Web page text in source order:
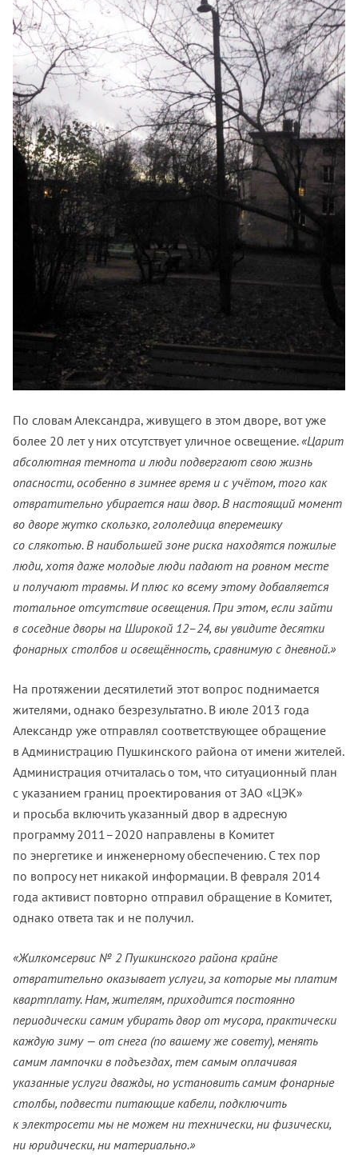
По словам Александра, живущего в этом дворе, вот уже
более 20 лет у них отсутствует уличное освещение.«Царит
абсолютная темнота и люди подвергают свою жизнь
опасности, особенно в зимнее время и с учётом, того как
отвратительно убирается наш двор. В настоящий момент
во дворе жутко скользко, гололедица вперемешку
со слякотью. В наибольшей зоне риска находятся пожилые
люди, хотя даже молодые люди падают на ровном месте
и получают травмы. И плюс ко всему этому добавляется
тотальное отсутствие освещения. При этом, если зайти
в соседние дворы на Широкой 12–24, вы увидите десятки
фонарных столбов и освещённость, сравнимую с дневной.»
На протяжении десятилетий этот вопрос поднимается
жителями, однако безрезультатно. В июле 2013 года
Александр уже отправлял соответствующее обращение
в Администрацию Пушкинского района от имени жителей.
Администрация отчиталась о том, что ситуационный план
с указанием границ проектирования от ЗАО «ЦЭК»
и просьба включить указанный двор в адресную
программу 2011–2020 направлены в Комитет
по энергетике и инженерному обеспечению. С тех пор
по вопросу нет никакой информации. В февраля 2014
года активист повторно отправил обращение в Комитет,
однако ответа так и не получил.
«Жилкомсервис № 2 Пушкинского района крайне
отвратительно оказывает услуги, за которые мы платим
квартплату. Нам, жителям, приходится постоянно
периодически самим убирать двор от мусора, практически
каждую зиму — от снега (по вашему же совету), менять
самим лампочки в подъездах, тем самым оплачивая
указанные услуги дважды, но установить самим фонарные
столбы, подвести питающие кабели, подключить
к электросети мы не можем ни технически, ни физически,
ни юридически, ни материально.»